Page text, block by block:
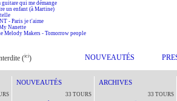
qui me démange
un enfant (à Martine)
- Paris je t'aime
Nanette
Melody Makers - Tomorrow people
(ici) NOUVEAUTÉS
NOUVEAUTÉS
33 TOURS
ARCHIVES
33 TOURS